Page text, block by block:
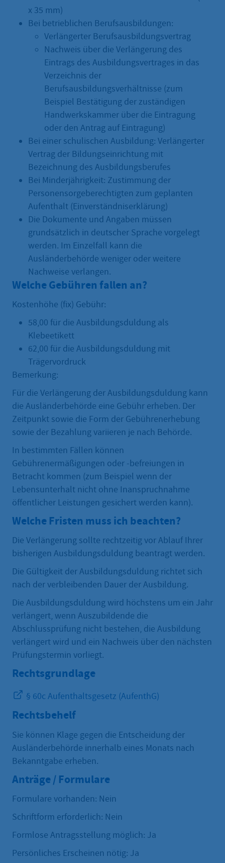
x 35 mm)
Bei betrieblichen Berufsausbildungen:
Verlängerter Berufsausbildungsvertrag
Nachweis über die Verlängerung des
Eintrags des Ausbildungsvertrages in das
Verzeichnis der
Berufsausbildungsverhältnisse (zum
Beispiel Bestätigung der zuständigen
Handwerkskammer über die Eintragung
oder den Antrag auf Eintragung)
Bei einer schulischen Ausbildung: Verlängerter
Vertrag der Bildungseinrichtung mit
Bezeichnung des Ausbildungsberufes
Bei Minderjährigkeit: Zustimmung der
Personensorgeberechtigten zum geplanten
Aufenthalt (Einverständniserklärung)
Die Dokumente und Angaben müssen
grundsätzlich in deutscher Sprache vorgelegt
werden. Im Einzelfall kann die
Ausländerbehörde weniger oder weitere
Nachweise verlangen.
Welche Gebühren fallen an?
Kostenhöhe (fix) Gebühr:
58,00 für die Ausbildungsduldung als
Klebeetikett
62,00 für die Ausbildungsduldung mit
Trägervordruck
Bemerkung:
Für die Verlängerung der Ausbildungsduldung kann
die Ausländerbehörde eine Gebühr erheben. Der
Zeitpunkt sowie die Form der Gebührenerhebung
sowie der Bezahlung variieren je nach Behörde.
In bestimmten Fällen können
Gebührenermäßigungen oder -befreiungen in
Betracht kommen (zum Beispiel wenn der
Lebensunterhalt nicht ohne Inanspruchnahme
öffentlicher Leistungen gesichert werden kann).
Welche Fristen muss ich beachten?
Die Verlängerung sollte rechtzeitig vor Ablauf Ihrer
bisherigen Ausbildungsduldung beantragt werden.
Die Gültigkeit der Ausbildungsduldung richtet sich
nach der verbleibenden Dauer der Ausbildung.
Die Ausbildungsduldung wird höchstens um ein Jahr
verlängert, wenn Auszubildende die
Abschlussprüfung nicht bestehen, die Ausbildung
verlängert wird und ein Nachweis über den nächsten
Prüfungstermin vorliegt.
Rechtsgrundlage
§ 60c Aufenthaltsgesetz (AufenthG)
Rechtsbehelf
Sie können Klage gegen die Entscheidung der
Ausländerbehörde innerhalb eines Monats nach
Bekanntgabe erheben.
Anträge / Formulare
Formulare vorhanden: Nein
Schriftform erforderlich: Nein
Formlose Antragsstellung möglich: Ja
Persönliches Erscheinen nötig: Ja